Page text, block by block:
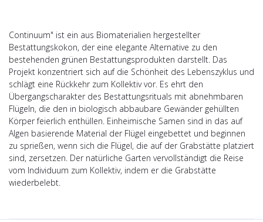
Continuum" ist ein aus Biomaterialien hergestellter
Bestattungskokon, der eine elegante Alternative zu den
bestehenden grünen Bestattungsprodukten darstellt. Das
Projekt konzentriert sich auf die Schönheit des Lebenszyklus und
schlägt eine Rückkehr zum Kollektiv vor. Es ehrt den
Übergangscharakter des Bestattungsrituals mit abnehmbaren
Flügeln, die den in biologisch abbaubare Gewänder gehüllten
Körper feierlich enthüllen. Einheimische Samen sind in das auf
Algen basierende Material der Flügel eingebettet und beginnen
zu sprießen, wenn sich die Flügel, die auf der Grabstätte platziert
sind, zersetzen. Der natürliche Garten vervollständigt die Reise
vom Individuum zum Kollektiv, indem er die Grabstätte
wiederbelebt.